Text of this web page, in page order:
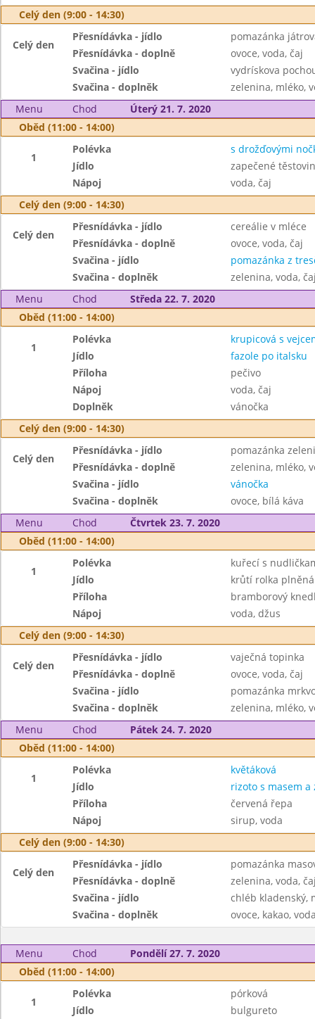
Celý den (9:00 - 14:30)
Celý den
Přesnídávka - jídlo
pomazánka
Přesnídávka - doplně
ovoce, voda, čaj
Svačina - jídlo
vydrískova
Svačina - doplněk
zelenina, mléko,
Menu
Chod
Úterý 21. 7. 2020
Oběd (11:00 - 14:00)
1
Polévka
s drožďovými
Jídlo
zapečené
Nápoj
voda, čaj
Celý den (9:00 - 14:30)
Celý den
Přesnídávka - jídlo
cereálie v mléce
Přesnídávka - doplně
ovoce, voda, čaj
Svačina - jídlo
pomazánka z
Svačina - doplněk
zelenina, voda,
Menu
Chod
Středa 22. 7. 2020
Oběd (11:00 - 14:00)
1
Polévka
krupicová s
Jídlo
fazole po italsku
Příloha
pečivo
Nápoj
voda, čaj
Doplněk
vánočka
Celý den (9:00 - 14:30)
Celý den
Přesnídávka - jídlo
pomazánka
Přesnídávka - doplně
zelenina, mléko,
Svačina - jídlo
vánočka
Svačina - doplněk
ovoce, bílá káva
Menu
Chod
Čtvrtek 23. 7. 2020
Oběd (11:00 - 14:00)
1
Polévka
kuřecí s
Jídlo
krůtí rolka
Příloha
bramborový
Nápoj
voda, džus
Celý den (9:00 - 14:30)
Celý den
Přesnídávka - jídlo
vaječná topinka
Přesnídávka - doplně
ovoce, voda, čaj
Svačina - jídlo
pomazánka
Svačina - doplněk
zelenina, mléko,
Menu
Chod
Pátek 24. 7. 2020
Oběd (11:00 - 14:00)
1
Polévka
květáková
Jídlo
rizoto s masem
Příloha
červená řepa
Nápoj
sirup, voda
Celý den (9:00 - 14:30)
Celý den
Přesnídávka - jídlo
pomazánka
Přesnídávka - doplně
zelenina, voda,
Svačina - jídlo
chléb kladenský,
Svačina - doplněk
ovoce, kakao,
Menu Chod
Pondělí 27. 7. 2020
Oběd (11:00 - 14:00)
1
Polévka
pórková
Jídlo
bulgureto